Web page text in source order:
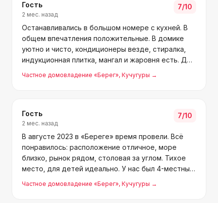
Гость
2 мес. назад
7/10
Останавливались в большом номере с кухней. В
общем впечатления положительные. В домике
уютно и чисто, кондиционеры везде, стиралка,
индукционная плитка, мангал и жаровня есть. До
вкусной едой и торговые ряды. Мелкие минусы
Частное домовладение «Берег», Кучугуры →
Гость
2 мес. назад
7/10
В августе 2023 в «Береге» время провели. Всё
понравилось: расположение отличное, море
близко, рынок рядом, столовая за углом. Тихое
место, для детей идеально. У нас был 4-местный
телевизор, холодильник, кондиционер. Чисто,
Частное домовладение «Берег», Кучугуры →